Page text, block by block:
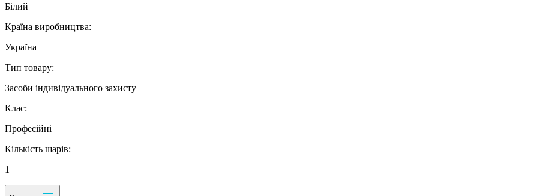
Білий
Країна виробництва:
Україна
Тип товару:
Засоби індивідуального захисту
Клас:
Професійні
Кількість шарів:
1